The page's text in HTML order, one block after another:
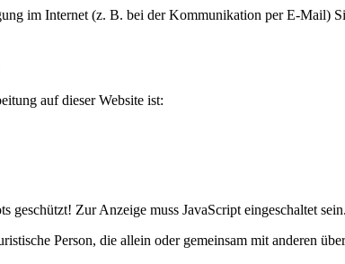
im Internet (z. B. bei der Kommunikation per E-
auf dieser Website ist:
geschützt! Zur Anzeige muss JavaScript eingeschaltet sein.
Person, die allein oder gemeinsam mit anderen